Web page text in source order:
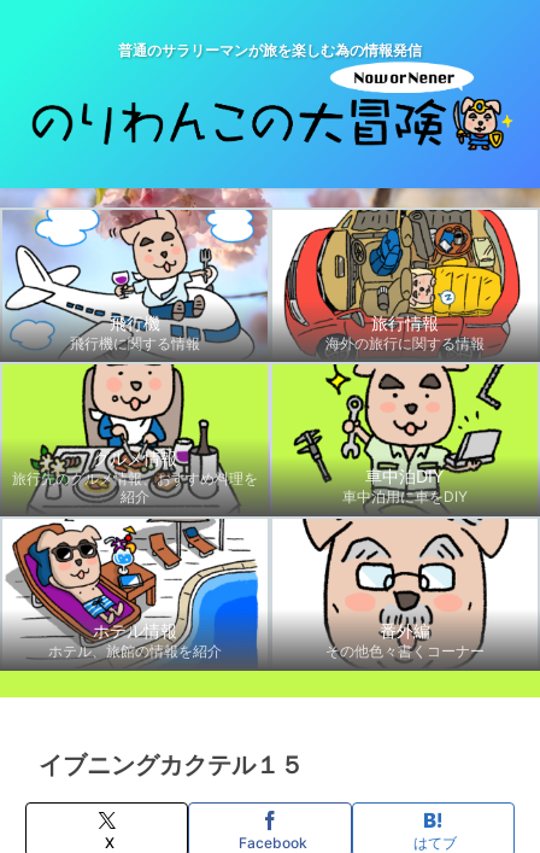
普通のサラリーマンが旅を楽しむ為の情報発信
飛行機
飛行機に関する情報
旅行情報
海外の旅行に関する情報
グルメ情報
旅行先のグルメ情報、おすすめ料理を
紹介
車中泊DIY
車中泊用に車をDIY
ホテル情報
ホテル、旅館の情報を紹介
番外編
その他色々書くコーナー
イブニングカクテル１５
X Facebook はてブ